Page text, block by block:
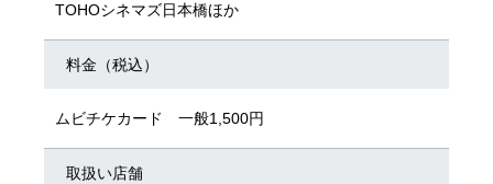
TOHOシネマズ日本橋ほか
料金（税込）
ムビチケカード 一般1,500円
取扱い店舗